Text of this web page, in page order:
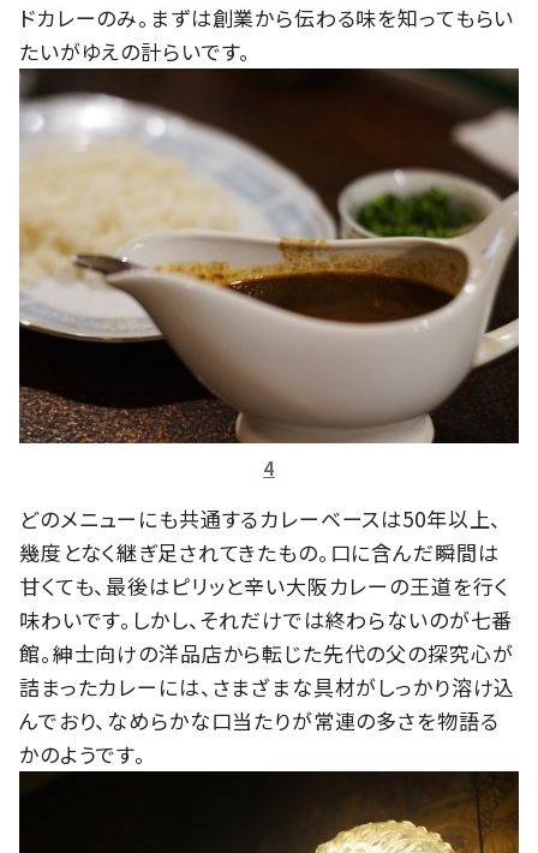
ドカレーのみ。まずは創業から伝わる味を知ってもらい
たいがゆえの計らいです。
4
どのメニューにも共通するカレーベースは50年以上、
幾度となく継ぎ足されてきたもの。口に含んだ瞬間は
甘くても、最後はピリッと辛い大阪カレーの王道を行く
味わいです。しかし、それだけでは終わらないのが七番
館。紳士向けの洋品店から転じた先代の父の探究心が
詰まったカレーには、さまざまな具材がしっかり溶け込
んでおり、なめらかな口当たりが常連の多さを物語る
かのようです。